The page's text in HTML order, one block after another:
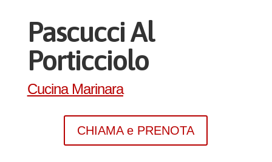
Pascucci Al
Porticciolo
Cucina Marinara
CHIAMA e PRENOTA